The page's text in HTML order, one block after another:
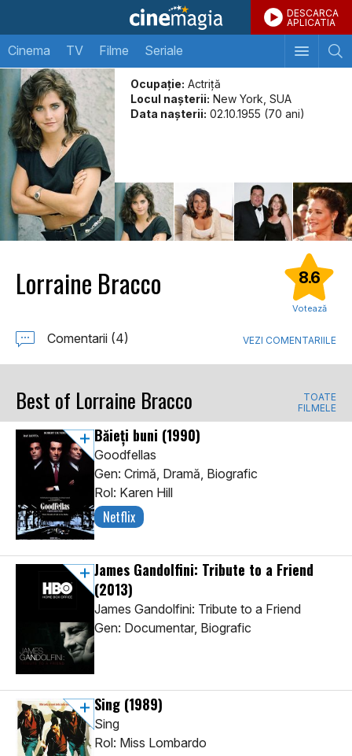
DESCARCA
APLICATIA
Cinema TV Filme Seriale
Ocupație: Actriță
Locul naşterii: New York, SUA
Data naşterii: 02.10.1955 (70 ani)
Lorraine Bracco 8.6
Votează
Comentarii (4) VEZI COMENTARIILE
Best of Lorraine Bracco
TOATE
FILMELE
Băieți buni (1990)
Goodfellas
Gen: Crimă, Dramă, Biografic
Rol: Karen Hill
Netflix
James Gandolfini: Tribute to a Friend
(2013)
James Gandolfini: Tribute to a Friend
Gen: Documentar, Biografic
Sing (1989)
Sing
Rol: Miss Lombardo